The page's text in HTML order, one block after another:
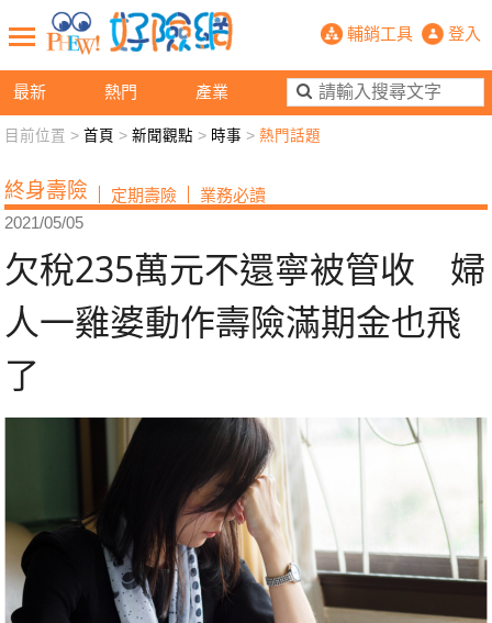
最新 熱門 產業
欠稅235萬元不還寧被管收 婦人
輔銷工具 登入
新聞觀點 業務交流 好險懂生活
退休先準備 好險學堂 輔銷工具 活動專區
目前位置 >首頁 >新聞觀點 > 時事 >熱門話題
終身壽險 定期壽險 業務必讀
2021/05/05
欠稅235萬元不還寧被管收 婦
人一雞婆動作壽險滿期金也飛
了